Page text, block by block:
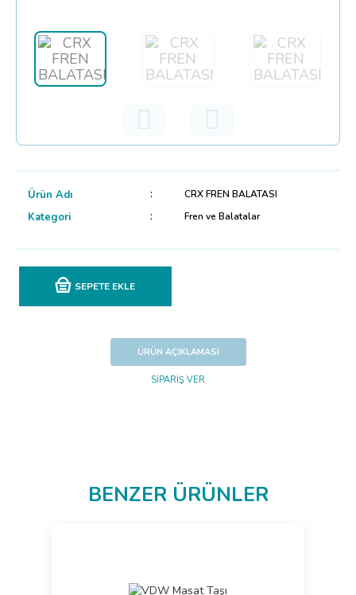
Ürün Adı CRX FREN BALATASI
Kategori Fren ve Balatalar
SEPETE EKLE
ÜRÜN AÇIKLAMASI
SİPARİŞ VER
BENZER ÜRÜNLER